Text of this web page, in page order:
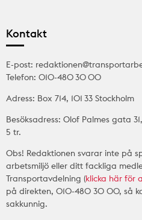
Kontakt
E-post:
Telefon: 010-480 30 00
Adress: Box 714, 101 33 Stockholm
Besöksadress: Olof Palmes gata 31,
5 tr.
Obs! Redaktionen svarar inte på
arbetsmiljö eller ditt fackliga
Transportavdelning (klicka här för
på direkten, 010-480 30 00, så
sakkunnig.